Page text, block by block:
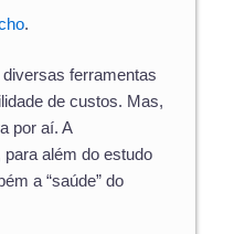
.
ferramentas
de custos. Mas,
por aí. A
além do estudo
a “saúde” do